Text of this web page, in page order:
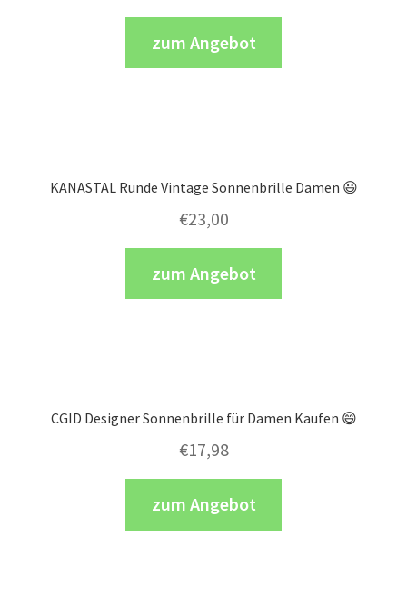
zum Angebot
KANASTAL Runde Vintage Sonnenbrille Damen 😃
€23,00
zum Angebot
CGID Designer Sonnenbrille für Damen Kaufen 😄
€17,98
zum Angebot